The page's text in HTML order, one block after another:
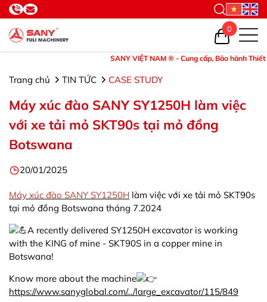
SANY VIỆT NAM ® - Cung cấp, Bảo hành Thiết bị và
0
Trang chủ TIN TỨC CASE STUDY
Máy xúc đào SANY SY1250H làm việc
với xe tải mỏ SKT90s tại mỏ đồng
Botswana
20/01/2025
Máy xúc đào SANY SY1250H làm việc với xe tải mỏ SKT90s
tại mỏ đồng Botswana tháng 7.2024
A recently delivered SY1250H excavator is working
with the KING of mine - SKT90S in a copper mine in
Botswana!
Know more about the machine
https://www.sanyglobal.com/.../large_excavator/115/849